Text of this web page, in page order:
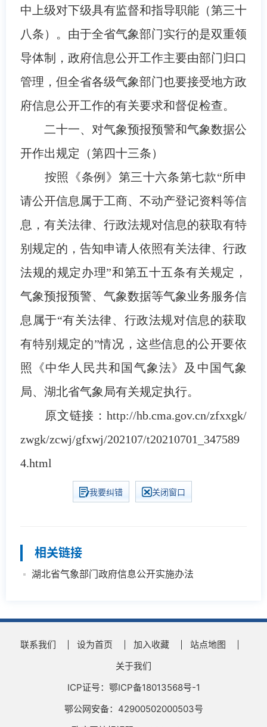
中上级对下级具有监督和指导职能（第三十
八条）。由于全省气象部门实行的是双重领
导体制，政府信息公开工作主要由部门归口
管理，但全省各级气象部门也要接受地方政
府信息公开工作的有关要求和督促检查。
二十一、对气象预报预警和气象数据公
开作出规定（第四十三条）
按照《条例》第三十六条第七款“所申
请公开信息属于工商、不动产登记资料等信
息，有关法律、行政法规对信息的获取有特
别规定的，告知申请人依照有关法律、行政
法规的规定办理”和第五十五条有关规定，
气象预报预警、气象数据等气象业务服务信
息属于“有关法律、行政法规对信息的获取
有特别规定的”情况，这些信息的公开要依
照《中华人民共和国气象法》及中国气象
局、湖北省气象局有关规定执行。
原文链接：http://hb.cma.gov.cn/zfxxgk/
zwgk/zcwj/gfxwj/202107/t20210701_347589
4.html
我要纠错 关闭窗口
相关链接
湖北省气象部门政府信息公开实施办法
联系我们 设为首页 加入收藏
站点地图
关于我们
ICP证号：鄂ICP备18013568号-1
鄂公网安备：42900502000503号